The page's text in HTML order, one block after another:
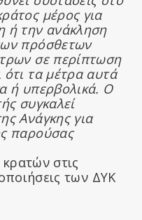
μέρος για
ή την ανάκληση
πρόσθετων
σε περίπτωση
τα μέτρα αυτά
ή υπερβολικά. Ο
συγκαλεί
Ανάγκης για
παρούσας
στις
των ΔΥΚ